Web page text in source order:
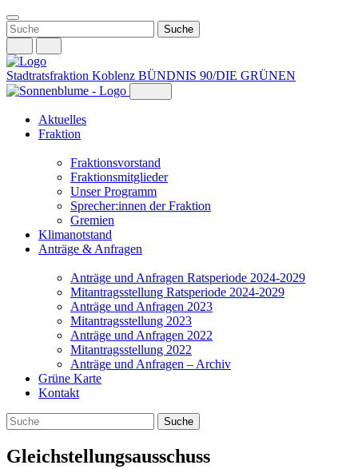
Weiter
zum
Inhalt
Stadtratsfraktion Koblenz BÜNDNIS 90/DIE GRÜNEN
Aktuelles
Fraktion
Fraktionsvorstand
Fraktionsmitglieder
Unser Programm
Sprecher:innen der Fraktion
Gremien
Klimanotstand
Anträge & Anfragen
Anträge und Anfragen Ratsperiode 2024-2029
Mitantragsstellung Ratsperiode 2024-2029
Anträge und Anfragen 2023
Mitantragsstellung 2023
Anträge und Anfragen 2022
Mitantragsstellung 2022
Anträge und Anfragen – Archiv
Grüne Karte
Kontakt
Gleichstellungsausschuss